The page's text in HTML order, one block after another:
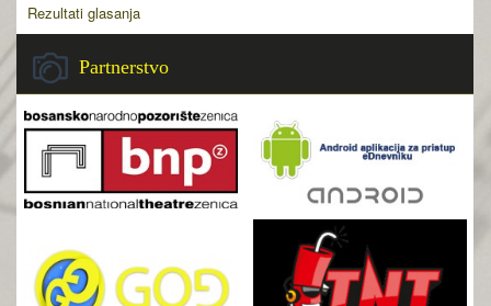
Rezultati glasanja
Partnerstvo